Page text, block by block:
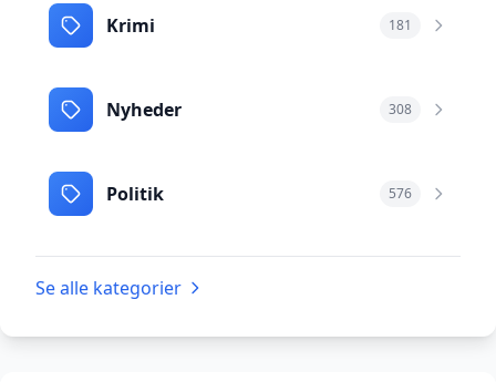
Krimi 181
Nyheder 308
Politik 576
Se alle kategorier